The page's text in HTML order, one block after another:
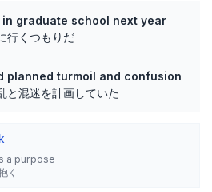
in graduate school next year
行くつもりだ
planned turmoil and confusion
と混迷を計画していた
a purpose
く